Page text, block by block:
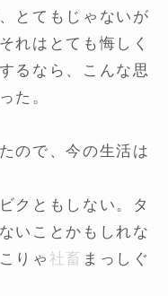
とてもじゃないが
れはとても悔しく
るなら、こんな思
た。
ので、今の生活は
クともしない。タ
いことかもしれな
りゃ 社畜 まっしぐ